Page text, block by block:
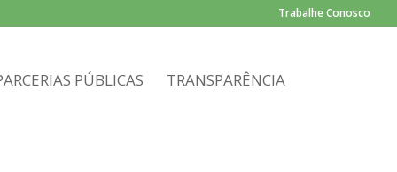
Trabalhe Conosco
PÚBLICAS TRANSPARÊNCIA